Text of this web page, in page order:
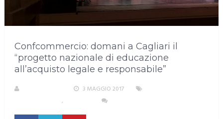
Confcommercio: domani a Cagliari il
“progetto nazionale di educazione
all’acquisto legale e responsabile”
3 MAGGIO 2017
,